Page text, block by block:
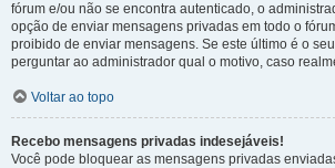
fórum e/ou não se encontra autenticado, o
opção de enviar mensagens privadas em todo o
proibido de enviar mensagens. Se este último é o
perguntar ao administrador qual o motivo, caso
Voltar ao topo
Recebo mensagens privadas indesejáveis!
Você pode bloquear as mensagens privadas